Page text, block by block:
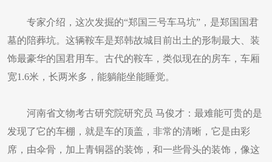
专家介绍，这次发掘的“郑国三号车马坑”，是郑国国君
墓的陪葬坑。这辆鞍车是郑韩故城目前出土的形制最大、装
饰最豪华的国君用车。古代的鞍车，类似现在的房车，车厢
宽1.6米，长两米多，能躺能坐能睡觉。
河南省文物考古研究院研究员 马俊才：最难能可贵的是
发现了它的车棚，就是车的顶盖，非常的清晰，它是由彩
席，由伞骨，加上青铜器的装饰，和一些骨头的装饰，像这